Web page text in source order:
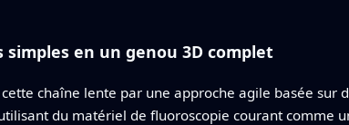
en un genou 3D complet
chaîne lente par une approche agile basée
du matériel de fluoroscopie courant comme